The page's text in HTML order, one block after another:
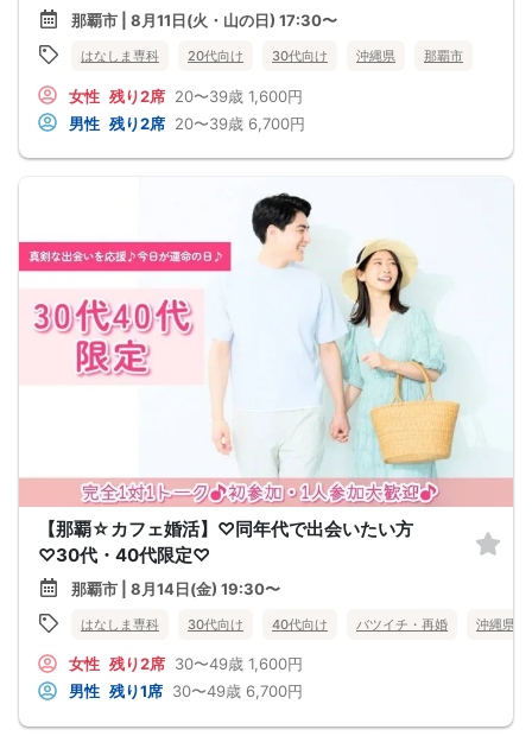
那覇市 | 8月11日(火・山の日) 17:30〜
はなしま専科 20代向け 30代向け 沖縄県 那覇市
女性 残り2席 20〜39歳 1,600円
男性 残り2席 20〜39歳 6,700円
【那覇☆カフェ婚活】♡同年代で出会いたい方
♡30代・40代限定♡
那覇市 | 8月14日(金) 19:30〜
はなしま専科 30代向け 40代向け バツイチ・再婚 沖縄県
女性 残り2席 30〜49歳 1,600円
男性 残り1席 30〜49歳 6,700円